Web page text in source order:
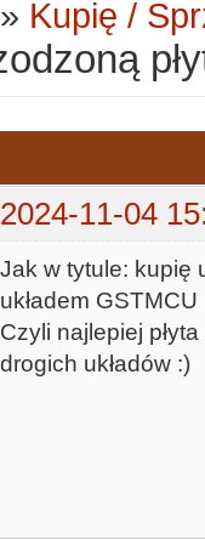
» Kupię /
2024-11-04
Jak w tytule: kupię
układem
Czyli najlepiej
drogich układów :)